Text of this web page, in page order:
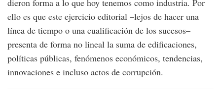
dieron forma a lo que hoy tenemos como industria. Por
ello es que este ejercicio editorial –lejos de hacer una
línea de tiempo o una cualificación de los sucesos–
presenta de forma no lineal la suma de edificaciones,
políticas públicas, fenómenos económicos, tendencias,
innovaciones e incluso actos de corrupción.